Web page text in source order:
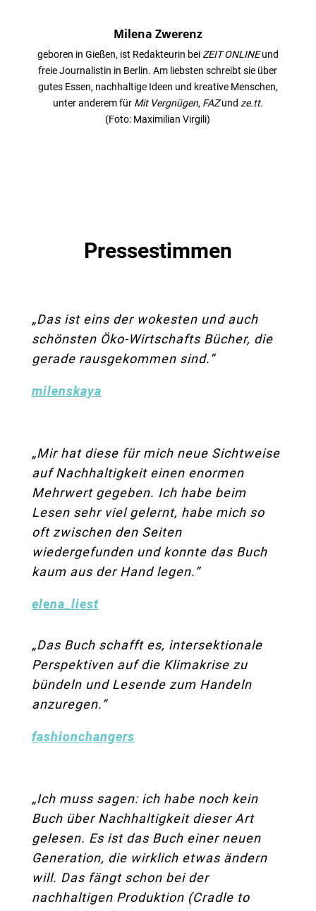
Milena Zwerenz
geboren in Gießen, ist Redakteurin bei ZEIT ONLINEund
freie Journalistin in Berlin. Am liebsten schreibt sie über
gutes Essen, nachhaltige Ideen und kreative Menschen,
unter anderem für Mit Vergnügen, FAZund ze.tt.
(Foto: Maximilian Virgili)
Pressestimmen
„Das ist eins der wokesten und auch
schönsten Öko-Wirtschafts Bücher, die
gerade rausgekommen sind.“
milenskaya
„Mir hat diese für mich neue Sichtweise
auf Nachhaltigkeit einen enormen
Mehrwert gegeben. Ich habe beim
Lesen sehr viel gelernt, habe mich so
oft zwischen den Seiten
wiedergefunden und konnte das Buch
kaum aus der Hand legen.“
elena_liest
„Das Buch schafft es, intersektionale
Perspektiven auf die Klimakrise zu
bündeln und Lesende zum Handeln
anzuregen.“
fashionchangers
„Ich muss sagen: ich habe noch kein
Buch über Nachhaltigkeit dieser Art
gelesen. Es ist das Buch einer neuen
Generation, die wirklich etwas ändern
will. Das fängt schon bei der
nachhaltigen Produktion (Cradle to